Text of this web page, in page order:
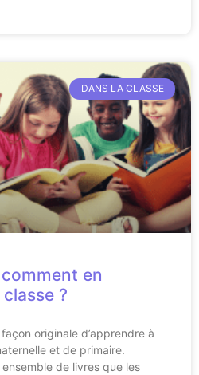
DANS LA CLASSE
en
?
originale d’apprendre à
et de primaire.
de livres que les